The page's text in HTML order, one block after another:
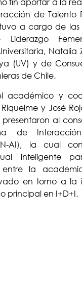
fin aportar a la
de Talento
a cargo de las
Natalia
(UV) y de
de Chile.
académico y
y José
al
de
AI), la cual
inteligente
entre la
en torno a la
principal en I+D+I.